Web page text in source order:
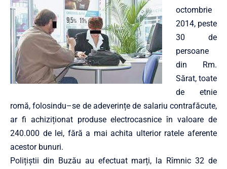
octombrie
2014, peste
30 de
persoane
din Rm.
Sărat, toate
de etnie
romă, folosindu–se de adeverințe de salariu contrafăcute,
ar fi achiziționat produse electrocasnice în valoare de
240.000 de lei, fără a mai achita ulterior ratele aferente
acestor bunuri.
Polițiștii din Buzău au efectuat marți, la Rîmnic 32 de